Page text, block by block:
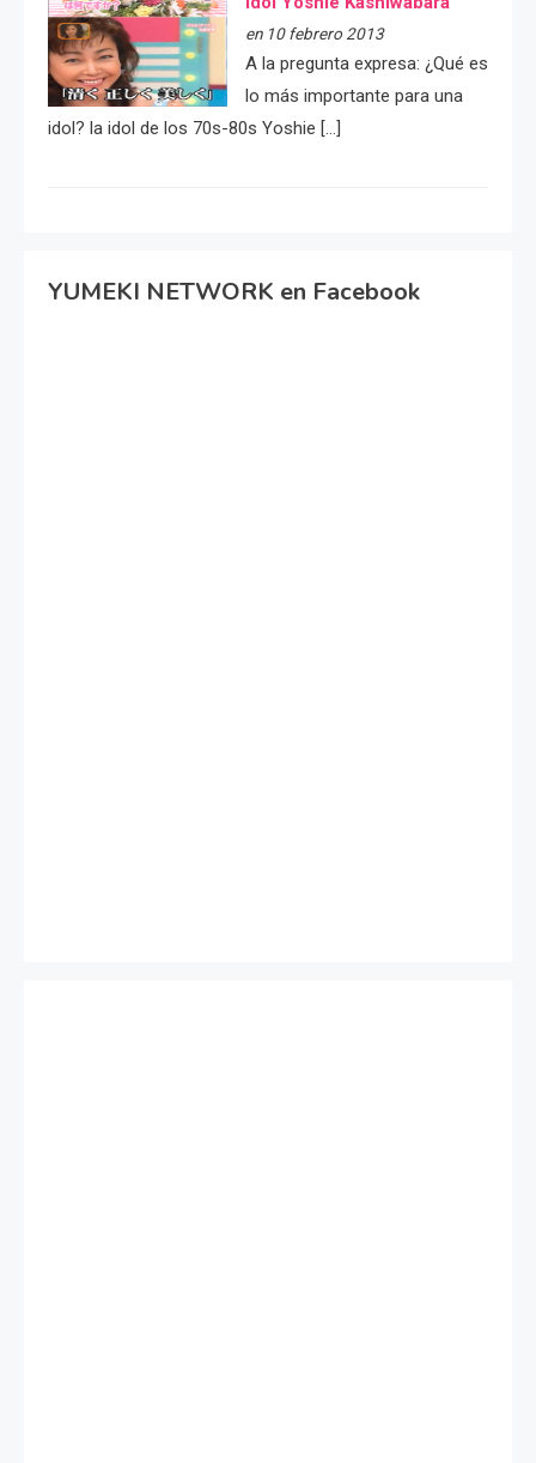
en 10 febrero 2013
A la pregunta expresa: ¿Qué es
lo más importante para una
idol? la idol de los 70s-80s Yoshie […]
YUMEKI NETWORK en Facebook